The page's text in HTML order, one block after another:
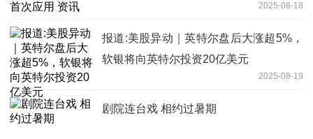
2025-08-18
报道:美股异动｜英特尔盘后大涨超5%，
软银将向英特尔投资20亿美元
2025-08-19
剧院连台戏 相约过暑期